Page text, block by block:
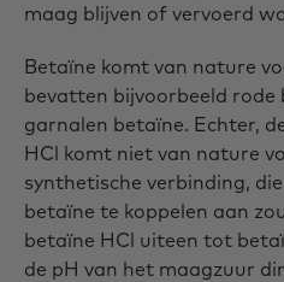
maag blijven of vervoerd
Betaïne komt van nature
bevatten bijvoorbeeld rode
garnalen betaïne. Echter,
HCl komt niet van nature
synthetische verbinding,
betaïne te koppelen aan
betaïne HCl uiteen tot
de pH van het maagzuur